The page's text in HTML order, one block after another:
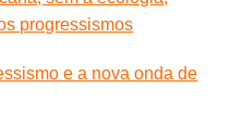
progressismos
e a nova onda de